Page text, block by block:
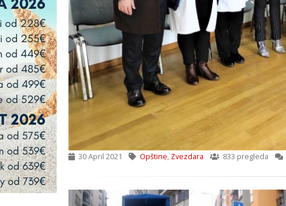
30 April 2021 Opštine, Zvezdara 833 pregleda